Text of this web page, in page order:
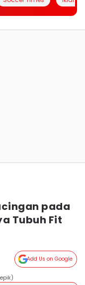
pada
Tubuh Fit
Add Us on Google